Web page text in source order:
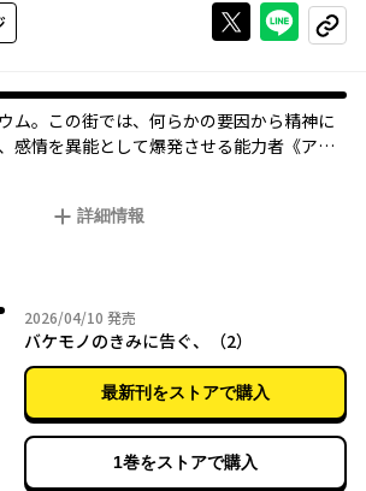
Xで投稿する
ライン
コピー
ム。この街では、何らかの要因から精神に
感情を異能として爆発させる能力者《アン
暗い部屋のなかで拘束されていた。尋問内
『妖精』と呼ばれる少女と、事件の詳細に
バケモノ》と呼ばれる4人の少女と彼女たちを
と告白の物語――。
詳細情報
2026/04/10 2026年04月10日
発売
バケモノのきみに告ぐ、（2）
最新刊をストアで購入
1巻をストアで購入